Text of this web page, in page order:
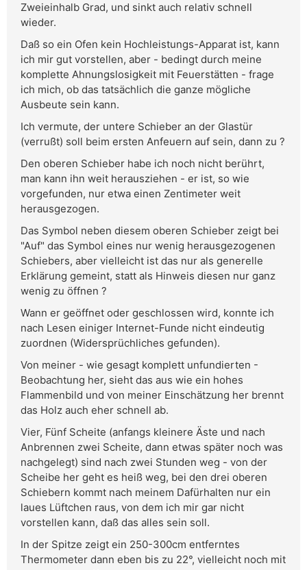
Zweieinhalb Grad, und sinkt auch relativ schnell
wieder.
Daß so ein Ofen kein Hochleistungs-Apparat ist, kann
ich mir gut vorstellen, aber - bedingt durch meine
komplette Ahnungslosigkeit mit Feuerstätten - frage
ich mich, ob das tatsächlich die ganze mögliche
Ausbeute sein kann.
Ich vermute, der untere Schieber an der Glastür
(verrußt) soll beim ersten Anfeuern auf sein, dann zu ?
Den oberen Schieber habe ich noch nicht berührt,
man kann ihn weit herausziehen - er ist, so wie
vorgefunden, nur etwa einen Zentimeter weit
herausgezogen.
Das Symbol neben diesem oberen Schieber zeigt bei
"Auf" das Symbol eines nur wenig herausgezogenen
Schiebers, aber vielleicht ist das nur als generelle
Erklärung gemeint, statt als Hinweis diesen nur ganz
wenig zu öffnen ?
Wann er geöffnet oder geschlossen wird, konnte ich
nach Lesen einiger Internet-Funde nicht eindeutig
zuordnen (Widersprüchliches gefunden).
Von meiner - wie gesagt komplett unfundierten -
Beobachtung her, sieht das aus wie ein hohes
Flammenbild und von meiner Einschätzung her brennt
das Holz auch eher schnell ab.
Vier, Fünf Scheite (anfangs kleinere Äste und nach
Anbrennen zwei Scheite, dann etwas später noch was
nachgelegt) sind nach zwei Stunden weg - von der
Scheibe her geht es heiß weg, bei den drei oberen
Schiebern kommt nach meinem Dafürhalten nur ein
laues Lüftchen raus, von dem ich mir gar nicht
vorstellen kann, daß das alles sein soll.
In der Spitze zeigt ein 250-300cm entferntes
Thermometer dann eben bis zu 22°, vielleicht noch mit